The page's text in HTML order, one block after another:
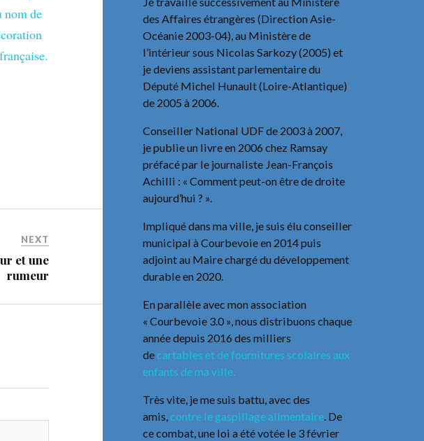
nom de
NEXT
et une
rumeur
des Affaires étrangères (Direction Asie-
Océanie 2003-04), au Ministère de
l’intérieur sous Nicolas Sarkozy (2005) et
je deviens assistant parlementaire du
Député Michel Hunault (Loire-Atlantique)
de 2005 à 2006.
Conseiller National UDF de 2003 à 2007,
je publie un livre en 2006 chez Ramsay
préfacé par le journaliste Jean-François
Achilli : « Comment peut-on être de droite
aujourd’hui ? ».
Impliqué dans ma ville, je suis élu conseiller
municipal à Courbevoie en 2014 puis
adjoint au Maire chargé du développement
durable en 2020.
En parallèle avec mon association
« Courbevoie 3.0 », nous distribuons chaque
année depuis 2016 des milliers
de cartables et de fournitures scolaires aux
enfants de ma ville.
Très vite, je me suis battu, avec des
amis, contre le gaspillage alimentaire. De
ce combat, une loi a été votée le 3 février